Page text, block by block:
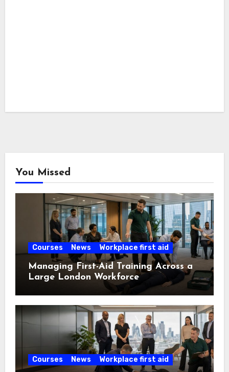
You Missed
Courses News Workplace first aid
Managing First-Aid Training Across a
Large London Workforce
Courses News Workplace first aid